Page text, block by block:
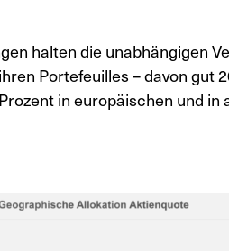
halten die unabhängigen
Portefeuilles – davon gut
in europäischen und in